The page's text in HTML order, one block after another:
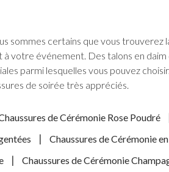
Poudré
Marine
Perfect
Rainbow
Avalia
Paradox
Harriet Wilde
Capollini
Détachables
Montres de Mariée
Coffrets Pour
Lunettes de Soleil
Organisateurs de
Gants de Mariée
sommes certains que vous trouverez
votre événement. Des talons en daim
parmi lesquelles vous pouvez
de soirée très appréciés.
de Cérémonie Rose Poudré
Chaussures de Cérémonie
Chaussures de Cérémonie